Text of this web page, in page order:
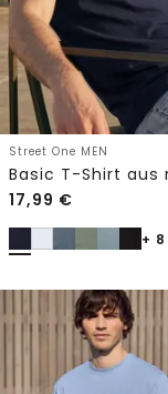
Street One MEN
17,99 €
+ 8